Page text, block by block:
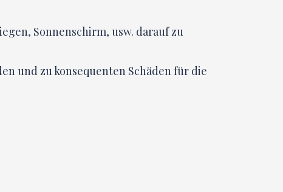
Sonnenschirm, usw. darauf zu
und zu konsequenten Schäden für die